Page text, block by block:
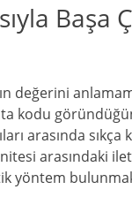
Başa
değerini
kodu
arasında
arasındaki
yöntem